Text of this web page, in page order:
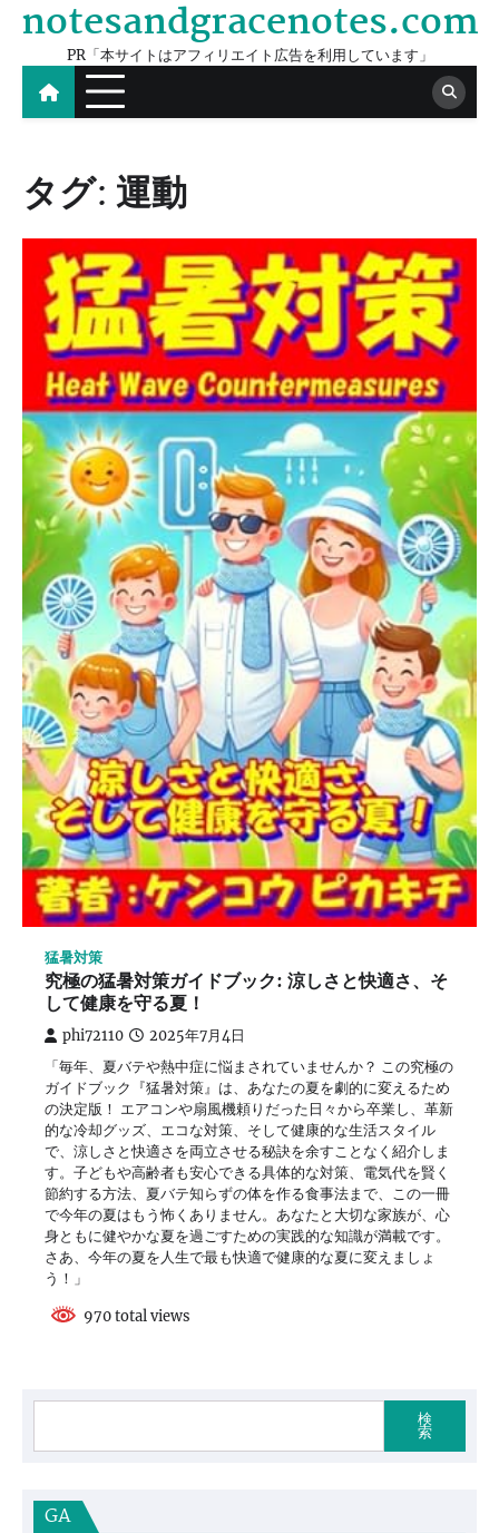
Skip
content
notesandgracenotes.com
PR「本サイトはアフィリエイト広告を利用しています」
タグ:運動
猛暑対策
究極の猛暑対策ガイドブック: 涼しさと快適さ、そ
して健康を守る夏！
phi72110 2025年7月4日
「毎年、夏バテや熱中症に悩まされていませんか？ この究極の
ガイドブック『猛暑対策』は、あなたの夏を劇的に変えるため
の決定版！ エアコンや扇風機頼りだった日々から卒業し、革新
的な冷却グッズ、エコな対策、そして健康的な生活スタイル
で、涼しさと快適さを両立させる秘訣を余すことなく紹介しま
す。子どもや高齢者も安心できる具体的な対策、電気代を賢く
節約する方法、夏バテ知らずの体を作る食事法まで、この一冊
で今年の夏はもう怖くありません。あなたと大切な家族が、心
身ともに健やかな夏を過ごすための実践的な知識が満載です。
さあ、今年の夏を人生で最も快適で健康的な夏に変えましょ
う！」
970 total views
検
索
GA